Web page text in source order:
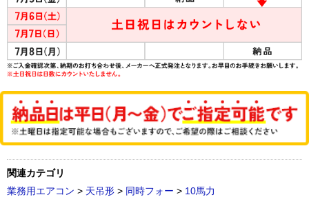
関連カテゴリ
業務用エアコン > 天吊形 > 同時フォー > 10馬力